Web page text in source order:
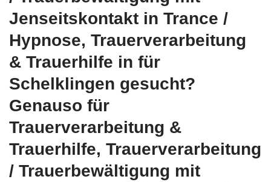
Jenseitskontakt in Trance /
Hypnose, Trauerverarbeitung
& Trauerhilfe in für
Schelklingen gesucht?
Genauso für
Trauerverarbeitung &
Trauerhilfe, Trauerverarbeitung
/ Trauerbewältigung mit